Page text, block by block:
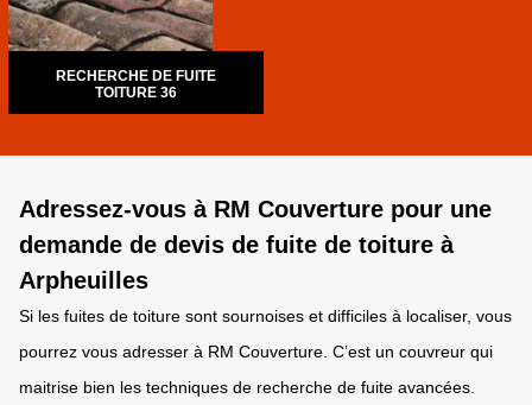
RECHERCHE DE FUITE
TOITURE 36
Adressez-vous à RM Couverture pour une
demande de devis de fuite de toiture à
Arpheuilles
Si les fuites de toiture sont sournoises et difficiles à localiser, vous
pourrez vous adresser à RM Couverture. C’est un couvreur qui
maitrise bien les techniques de recherche de fuite avancées.